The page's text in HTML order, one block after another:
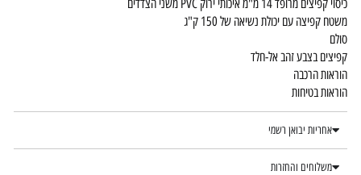
כיסוי קפיצים מרופד 14 מ"מ איכותי ירוק PVC משני הצדדים
משטח קפיצה עם יכולת נשיאה של 150 ק"ג
סולם
קפיצים בצבע זהב אל-חלד
הוראות הרכבה
הוראות בטיחות
אחריות יבואן רשמי
משלוחים והחזרות